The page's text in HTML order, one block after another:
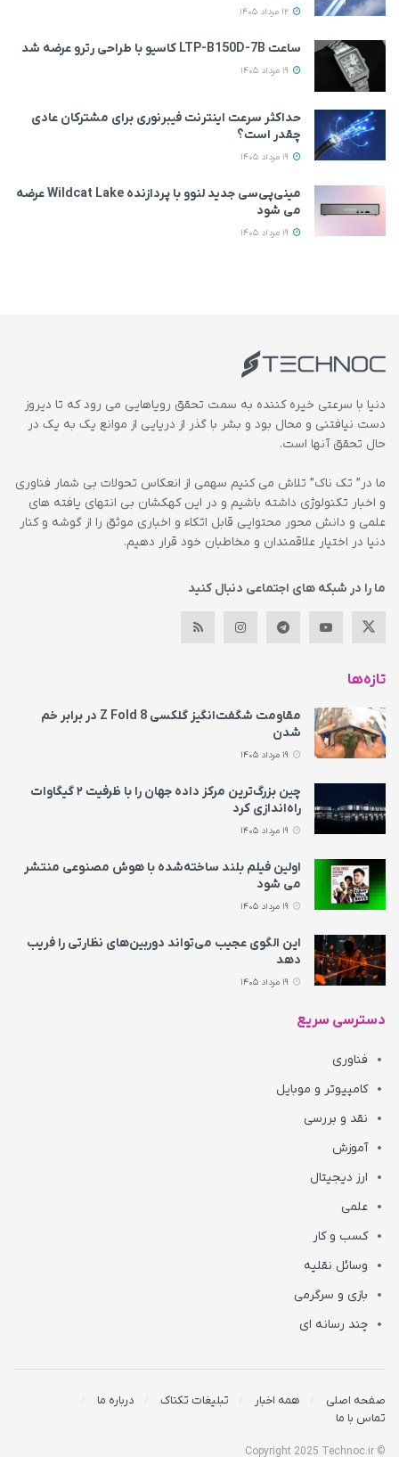
ساعت LTP-B150D-7B کاسیو با طراحی رترو عرضه شد
حداکثر سرعت اینترنت فیبرنوری برای مشترکان عادی
چقدر است؟
مینی‌پی‌سی جدید لنوو با پردازنده Wildcat Lake عرضه
می‌ شود
دنیا با سرعتی خیره کننده به سمت تحقق رویاهایی می رود که تا دیروز
دست نیافتنی و محال بود و بشر با گذر از دریایی از موانع یک به یک در
حال تحقق آنها است.
ما در” تک ناک” تلاش می کنیم سهمی از انعکاس تحولات بی شمار فناوری
و اخبار تکنولوژی داشته باشیم و در این کهکشان بی انتهای یافته های
علمی و دانش محور محتوایی قابل اتکاء و اخباری موثق را از گوشه و کنار
دنیا در اختیار علاقمندان و مخاطبان خود قرار دهیم.
ما را در شبکه های اجتماعی دنبال کنید
تازه‌ها
مقاومت شگفت‌انگیز گلکسی Z Fold 8 در برابر خم
شدن
چین بزرگ‌ترین مرکز داده جهان را با ظرفیت ۲ گیگاوات
راه‌اندازی کرد
اولین فیلم بلند ساخته‌شده با هوش مصنوعی منتشر
می‌ شود
این الگوی عجیب می‌تواند دوربین‌های نظارتی را فریب
دهد
دسترسی سریع
فناوری
کامپیوتر و موبایل
نقد و بررسی
آموزش
ارز دیجیتال
علمی
کسب و کار
وسائل نقلیه
بازی و سرگرمی
چند رسانه ای
صفحه اصلی همه اخبار تبلیغات تکناک
درباره ما
تماس با ما
© Copyright 2025 Technoc.ir